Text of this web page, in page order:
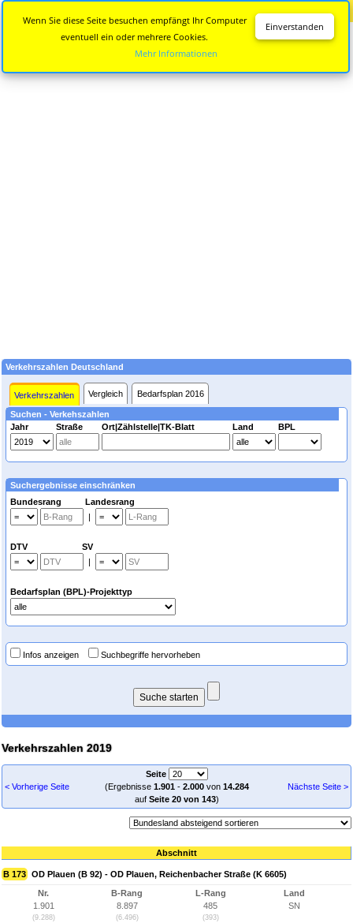
Verkehrszahlen Deutschland
Verkehrszahlen Vergleich Bedarfsplan 2016
Suchen - Verkehszahlen
Jahr
Straße Ort|Zählstelle|TK-Blatt Land BPL
Suchergebnisse einschränken
Bundesrang Landesrang
|
DTV SV
|
Bedarfsplan (BPL)-Projekttyp
Infos anzeigen Suchbegriffe hervorheben
Verkehrszahlen 2019
< Vorherige Seite
Seite
(Ergebnisse 1.901- 2.000von 14.284
auf Seite 20 von 143)
Nächste Seite >
Abschnitt
B 173 OD Plauen (B 92) - OD Plauen, Reichenbacher Straße (K 6605)
Nr.
1.901
(9.288)
B-Rang
8.897
(6.496)
L-Rang
485
(393)
Land
SN
Einverstanden
Wenn Sie diese Seite besuchen empfängt Ihr Computer
eventuell ein oder mehrere Cookies.
Mehr Informationen